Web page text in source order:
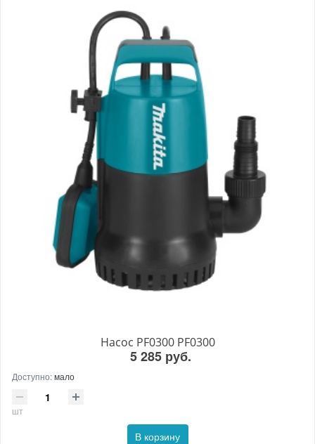
Насос PF0300 PF0300
5 285 руб.
Доступно:мало
шт
В корзину